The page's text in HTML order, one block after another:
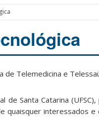
de Telemedicina e
de Santa Catarina
quaisquer interessados